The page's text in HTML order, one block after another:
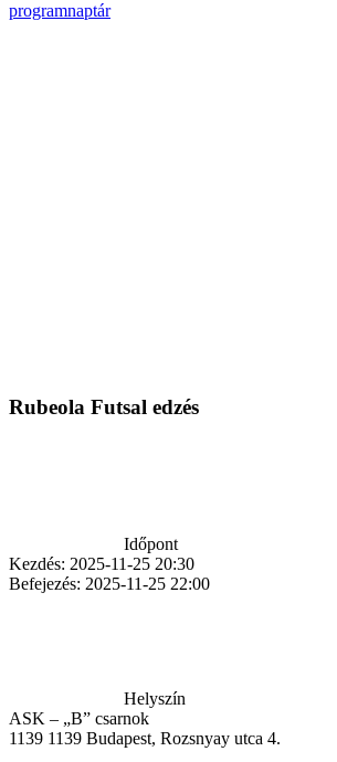
programnaptár
Rubeola Futsal edzés
Időpont
Kezdés: 2025-11-25 20:30
Befejezés: 2025-11-25 22:00
Helyszín
ASK – „B” csarnok
1139 1139 Budapest, Rozsnyay utca 4.